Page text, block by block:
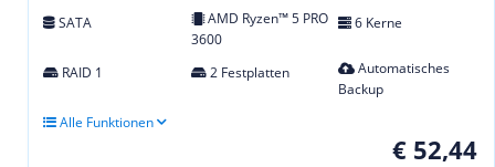
SATA
AMD Ryzen™ 5 PRO
3600
6 Kerne
RAID 1 2 Festplatten
Automatisches
Backup
Alle Funktionen
€ 52,44